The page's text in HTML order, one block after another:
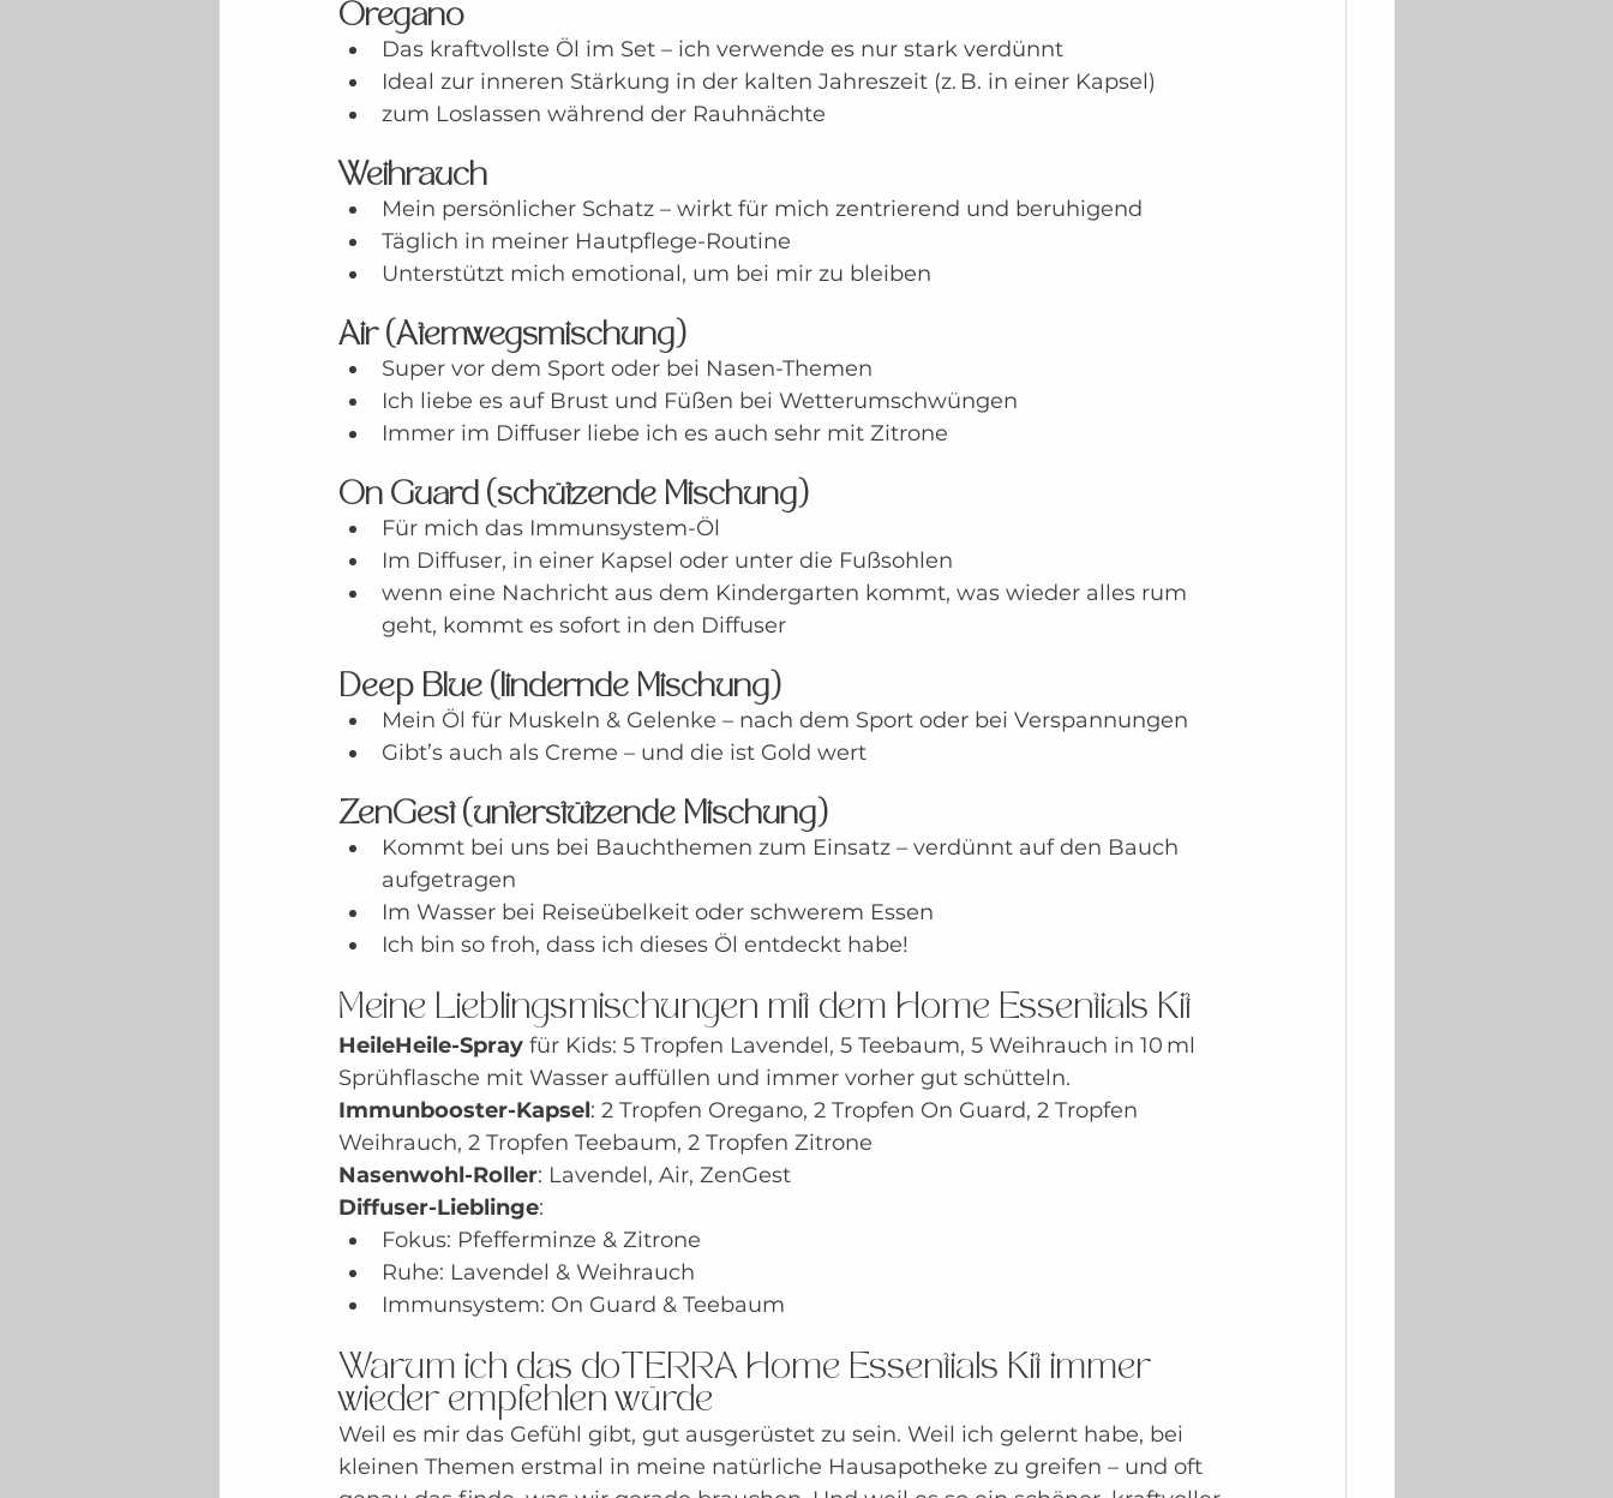
Oregano
Das kraftvollste Öl im Set – ich verwende es nur stark verdünnt
Ideal zur inneren Stärkung in der kalten Jahreszeit (z. B. in einer Kapsel)
zum Loslassen während der Rauhnächte
Weihrauch
Mein persönlicher Schatz – wirkt für mich zentrierend und beruhigend
Täglich in meiner Hautpflege-Routine
Unterstützt mich emotional, um bei mir zu bleiben
Air (Atemwegsmischung)
Super vor dem Sport oder bei Nasen-Themen
Ich liebe es auf Brust und Füßen bei Wetterumschwüngen
Immer im Diffuser liebe ich es auch sehr mit Zitrone
On Guard (schützende Mischung)
Für mich das Immunsystem-Öl
Im Diffuser, in einer Kapsel oder unter die Fußsohlen
wenn eine Nachricht aus dem Kindergarten kommt, was wieder alles rum
geht, kommt es sofort in den Diffuser
Deep Blue (lindernde Mischung)
Mein Öl für Muskeln & Gelenke – nach dem Sport oder bei Verspannungen
Gibt’s auch als Creme – und die ist Gold wert
ZenGest (unterstützende Mischung)
Kommt bei uns bei Bauchthemen zum Einsatz – verdünnt auf den Bauch
aufgetragen
Im Wasser bei Reiseübelkeit oder schwerem Essen
Ich bin so froh, dass ich dieses Öl entdeckt habe!
Meine Lieblingsmischungen mit dem Home Essentials Kit
HeileHeile-Spray für Kids: 5 Tropfen Lavendel, 5 Teebaum, 5 Weihrauch in 10 ml
Sprühflasche mit Wasser auffüllen und immer vorher gut schütteln.
Immunbooster-Kapsel: 2 Tropfen Oregano, 2 Tropfen On Guard, 2 Tropfen
Weihrauch, 2 Tropfen Teebaum, 2 Tropfen Zitrone
Nasenwohl-Roller: Lavendel, Air, ZenGest
Diffuser-Lieblinge:
Fokus: Pfefferminze & Zitrone
Ruhe: Lavendel & Weihrauch
Immunsystem: On Guard & Teebaum
Warum ich das doTERRA Home Essentials Kit immer
wieder empfehlen würde
Weil es mir das Gefühl gibt, gut ausgerüstet zu sein. Weil ich gelernt habe, bei
kleinen Themen erstmal in meine natürliche Hausapotheke zu greifen – und oft